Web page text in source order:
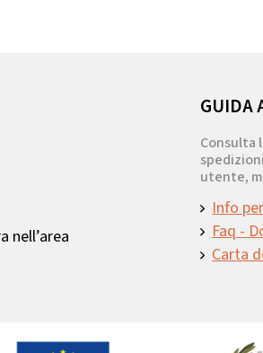
nell’area
GUIDA
Consulta
utente,
Info
Faq -
Carta